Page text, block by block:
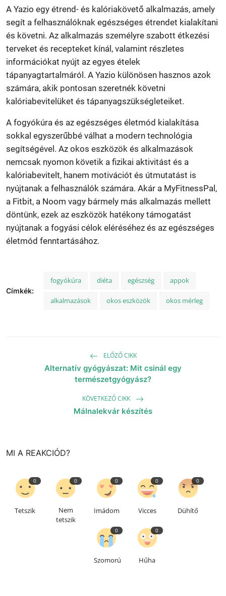
A Yazio egy étrend- és kalóriakövető alkalmazás, amely
segít a felhasználóknak egészséges étrendet kialakítani
és követni. Az alkalmazás személyre szabott étkezési
terveket és recepteket kínál, valamint részletes
információkat nyújt az egyes ételek
tápanyagtartalmáról. A Yazio különösen hasznos azok
számára, akik pontosan szeretnék követni
kalóriabevitelüket és tápanyagszükségleteiket.
A fogyókúra és az egészséges életmód kialakítása
sokkal egyszerűbbé válhat a modern technológia
segítségével. Az okos eszközök és alkalmazások
nemcsak nyomon követik a fizikai aktivitást és a
kalóriabevitelt, hanem motivációt és útmutatást is
nyújtanak a felhasználók számára. Akár a MyFitnessPal,
a Fitbit, a Noom vagy bármely más alkalmazás mellett
döntünk, ezek az eszközök hatékony támogatást
nyújtanak a fogyási célok eléréséhez és az egészséges
életmód fenntartásához.
Címkék:
fogyókúra diéta egészség appok
alkalmazások okos eszközök okos mérleg
ELŐZŐ CIKK
Alternatív gyógyászat: Mit csinál egy
természetgyógyász?
KÖVETKEZŐ CIKK
Málnalekvár készítés
MI A REAKCIÓD?
0
Tetszik
0
Nem
tetszik
0
Imádom
0
Vicces
0
Dühítő
0
Szomorú
0
Hűha